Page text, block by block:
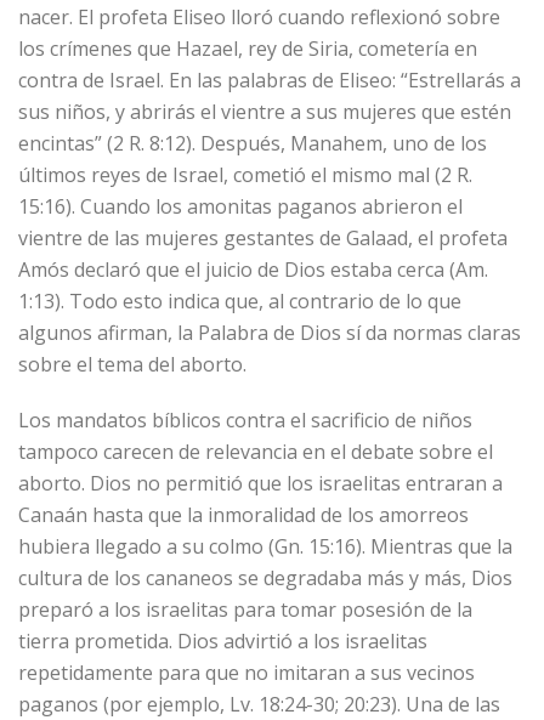
nacer. El profeta Eliseo lloró cuando reflexionó sobre
los crímenes que Hazael, rey de Siria, cometería en
contra de Israel. En las palabras de Eliseo: “Estrellarás a
sus niños, y abrirás el vientre a sus mujeres que estén
encintas” (2 R. 8:12). Después, Manahem, uno de los
últimos reyes de Israel, cometió el mismo mal (2 R.
15:16). Cuando los amonitas paganos abrieron el
vientre de las mujeres gestantes de Galaad, el profeta
Amós declaró que el juicio de Dios estaba cerca (Am.
1:13). Todo esto indica que, al contrario de lo que
algunos afirman, la Palabra de Dios sí da normas claras
sobre el tema del aborto.
Los mandatos bíblicos contra el sacrificio de niños
tampoco carecen de relevancia en el debate sobre el
aborto. Dios no permitió que los israelitas entraran a
Canaán hasta que la inmoralidad de los amorreos
hubiera llegado a su colmo (Gn. 15:16). Mientras que la
cultura de los cananeos se degradaba más y más, Dios
preparó a los israelitas para tomar posesión de la
tierra prometida. Dios advirtió a los israelitas
repetidamente para que no imitaran a sus vecinos
paganos (por ejemplo, Lv. 18:24-30; 20:23). Una de las